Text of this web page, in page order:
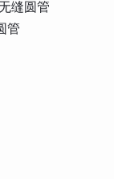
缝圆管
管